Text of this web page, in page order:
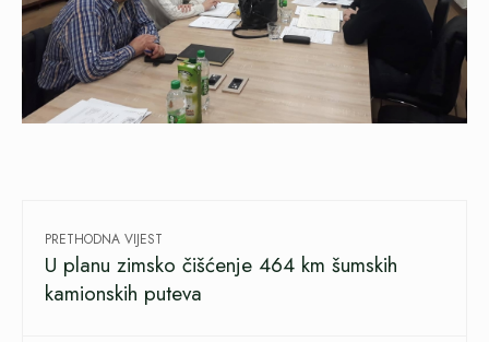
PRETHODNA VIJEST
U planu zimsko čišćenje 464 km šumskih
kamionskih puteva